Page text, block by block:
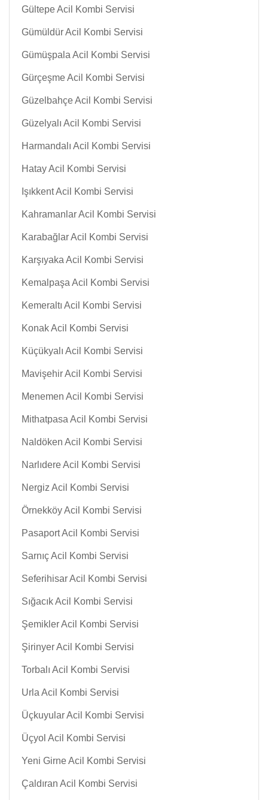
Gültepe Acil Kombi Servisi
Gümüldür Acil Kombi Servisi
Gümüşpala Acil Kombi Servisi
Gürçeşme Acil Kombi Servisi
Güzelbahçe Acil Kombi Servisi
Güzelyalı Acil Kombi Servisi
Harmandalı Acil Kombi Servisi
Hatay Acil Kombi Servisi
Işıkkent Acil Kombi Servisi
Kahramanlar Acil Kombi Servisi
Karabağlar Acil Kombi Servisi
Karşıyaka Acil Kombi Servisi
Kemalpaşa Acil Kombi Servisi
Kemeraltı Acil Kombi Servisi
Konak Acil Kombi Servisi
Küçükyalı Acil Kombi Servisi
Mavişehir Acil Kombi Servisi
Menemen Acil Kombi Servisi
Mithatpasa Acil Kombi Servisi
Naldöken Acil Kombi Servisi
Narlıdere Acil Kombi Servisi
Nergiz Acil Kombi Servisi
Örnekköy Acil Kombi Servisi
Pasaport Acil Kombi Servisi
Sarnıç Acil Kombi Servisi
Seferihisar Acil Kombi Servisi
Sığacık Acil Kombi Servisi
Şemikler Acil Kombi Servisi
Şirinyer Acil Kombi Servisi
Torbalı Acil Kombi Servisi
Urla Acil Kombi Servisi
Üçkuyular Acil Kombi Servisi
Üçyol Acil Kombi Servisi
Yeni Girne Acil Kombi Servisi
Çaldıran Acil Kombi Servisi